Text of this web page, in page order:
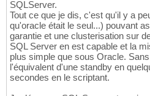
SQLServer.
Tout ce que je dis, c'est qu'il y a
qu'oracle était le seul...) pouvant
garantie et une clusterisation sur
SQL Server en est capable et la
plus simple que sous Oracle.
l'équivalent d'une standby en
secondes en le scriptant.